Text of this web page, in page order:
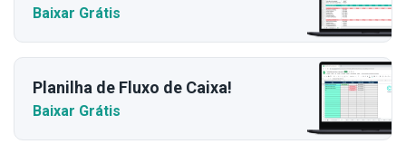
Baixar Grátis
Planilha de Fluxo de Caixa!
Baixar Grátis